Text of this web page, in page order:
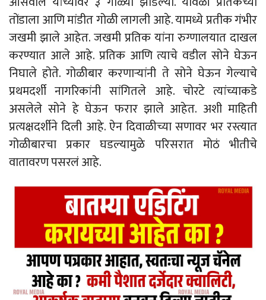
तोंडाला आणि मांडीत गोळी लागली आहे. यामध्ये प्रतीक गंभीर
जखमी झाले आहेत. जखमी प्रतिक यांना रुग्णालयात दाखल
करण्यात आले आहे. प्रतिक आणि त्याचे वडील सोने घेऊन
निघाले होते. गोळीबार करणाऱ्यांनी ते सोने घेऊन गेल्याचे
प्रथमदर्शी नागरिकांनी सांगितले आहे. चोरटे त्यांच्याकडे
असलेले सोने हे घेऊन फरार झाले आहेत. अशी माहिती
प्रत्यक्षदर्शीने दिली आहे. ऐन दिवाळीच्या सणावर भर रस्त्यात
गोळीबारचा प्रकार घडल्यामुळे परिसरात मोठं भीतीचे
वातावरण पसरलं आहे.